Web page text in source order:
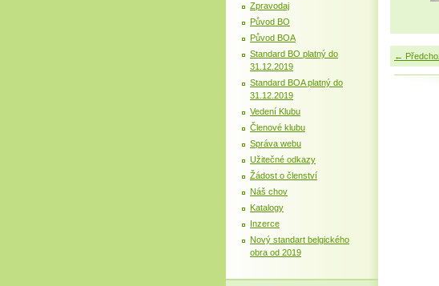
←
Zpravodaj
Původ BO
Původ BOA
Standard BO platný do
31.12.2019
Standard BOA platný do
31.12.2019
Vedení Klubu
Členové klubu
Správa webu
Užitečné odkazy
Žádost o členství
Náš chov
Katalogy
Inzerce
Nový standart belgického
obra od 2019